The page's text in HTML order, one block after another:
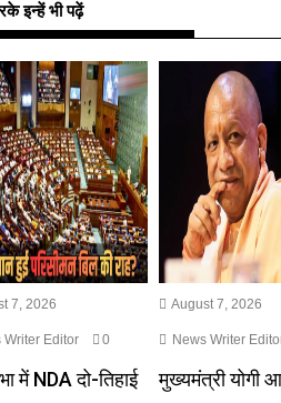
इन्हें भी पढ़ें
7, 2026
Writer Editor 0
में NDA दो-तिहाई
August 7, 2026
News Writer
मुख्यमंत्री योगी